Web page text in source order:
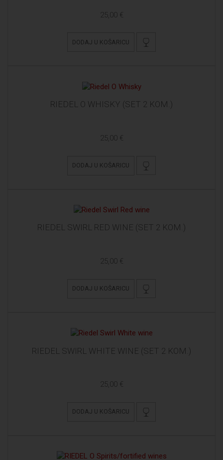
25,00 €
DODAJ U KOŠARICU
RIEDEL O WHISKY (SET 2 KOM.)
25,00 €
DODAJ U KOŠARICU
RIEDEL SWIRL RED WINE (SET 2 KOM.)
25,00 €
DODAJ U KOŠARICU
RIEDEL SWIRL WHITE WINE (SET 2 KOM.)
25,00 €
DODAJ U KOŠARICU